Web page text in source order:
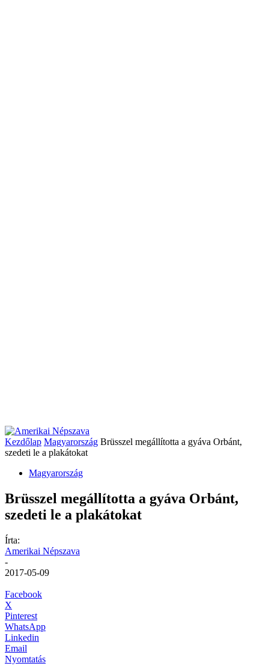
Kezdőlap Magyarország Brüsszel megállította a gyáva Orbánt,
szedeti le a plakátokat
Magyarország
Brüsszel megállította a gyáva Orbánt,
szedeti le a plakátokat
Írta:
Amerikai Népszava
-
2017-05-09
Facebook
X
Pinterest
WhatsApp
Linkedin
Email
Nyomtatás